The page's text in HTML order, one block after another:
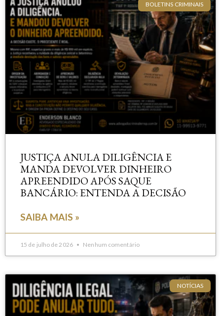
BOLETINS CRIMINAIS
JUSTIÇA ANULA DILIGÊNCIA E
MANDA DEVOLVER DINHEIRO
APREENDIDO APÓS SAQUE
BANCÁRIO: ENTENDA A DECISÃO
SAIBA MAIS »
15 de julho de 2026 Nenhum comentário
NOTÍCIAS